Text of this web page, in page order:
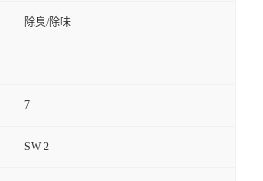
除臭/除味
7
SW-2